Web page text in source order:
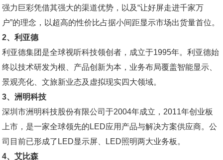
强力巨彩凭借其强大的渠道优势，以及“让好屏走进千家万
户”的理念，以超高的性价比占据小间距显示市场出货量首位。
2、利亚德
利亚德集团是全球视听科技领创者，成立于1995年。利亚德始
终以技术研发为根、产品创新为本，业务布局覆盖智能显示、
景观亮化、文旅新业态及虚拟现实四大领域。
3、洲明科技
深圳市洲明科技股份有限公司于2004年成立，2011年创业板
上市，是一家全球领先的LED应用产品与解决方案供应商。公
司目前已形成了LED显示屏、LED照明两大业务板。
4、艾比森